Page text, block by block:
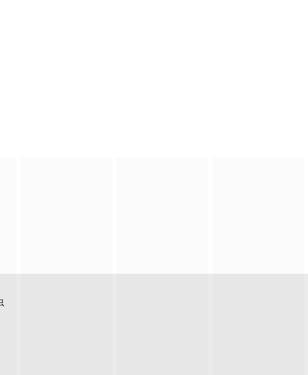
发血腥镇压，大学生Ravin被